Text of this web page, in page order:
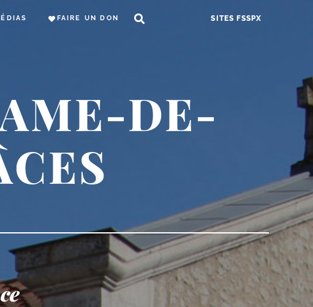
FAIRE UN DON SITES FSSPX
DE-